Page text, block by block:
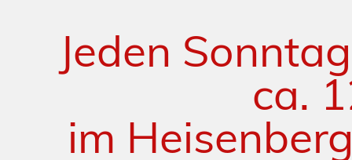
Jeden
ca.
im